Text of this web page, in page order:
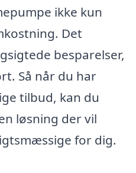
ikke kun
Det
besparelser,
Så når du har
tilbud, kan du
løsning der vil
for dig.